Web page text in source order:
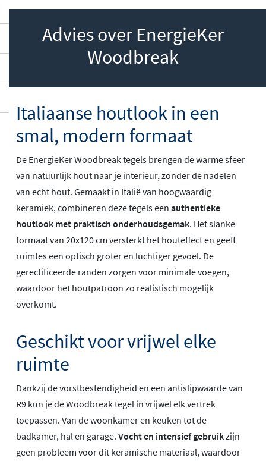
Advies over EnergieKer
Woodbreak
Italiaanse houtlook in een
smal, modern formaat
De EnergieKer Woodbreak tegels brengen de warme sfeer
van natuurlijk hout naar je interieur, zonder de nadelen
van echt hout. Gemaakt in Italië van hoogwaardig
keramiek, combineren deze tegels een authentieke
houtlook met praktisch onderhoudsgemak. Het slanke
formaat van 20x120 cm versterkt het houteffect en geeft
ruimtes een optisch groter en luchtiger gevoel. De
gerectificeerde randen zorgen voor minimale voegen,
waardoor het houtpatroon zo realistisch mogelijk
overkomt.
Geschikt voor vrijwel elke
ruimte
Dankzij de vorstbestendigheid en een antislipwaarde van
R9 kun je de Woodbreak tegel in vrijwel elk vertrek
toepassen. Van de woonkamer en keuken tot de
badkamer, hal en garage. Vocht en intensief gebruikzijn
geen probleem voor dit keramische materiaal, waardoor